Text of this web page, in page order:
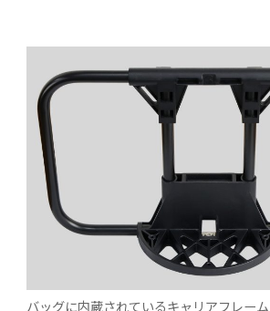
バッグに内蔵されているキャリアフレーム